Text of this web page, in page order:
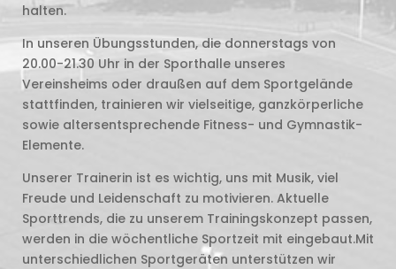
halten.
In unseren Übungsstunden, die donnerstags von
20.00-21.30 Uhr in der Sporthalle unseres
Vereinsheims oder draußen auf dem Sportgelände
stattfinden, trainieren wir vielseitige, ganzkörperliche
sowie altersentsprechende Fitness- und Gymnastik-
Elemente.
Unserer Trainerin ist es wichtig, uns mit Musik, viel
Freude und Leidenschaft zu motivieren. Aktuelle
Sporttrends, die zu unserem Trainingskonzept passen,
werden in die wöchentliche Sportzeit mit eingebaut.Mit
unterschiedlichen Sportgeräten unterstützen wir